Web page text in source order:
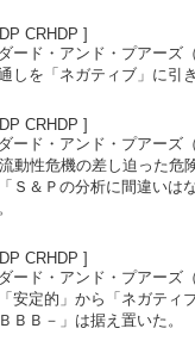
CRHDP ]
ード・アンド・プアーズ
しを「ネガティブ」に引
CRHDP ]
ード・アンド・プアーズ
動性危機の差し迫った危
Ｓ＆Ｐの分析に間違いは
CRHDP ]
ード・アンド・プアーズ
安定的」から「ネガティ
ＢＢ－」は据え置いた。